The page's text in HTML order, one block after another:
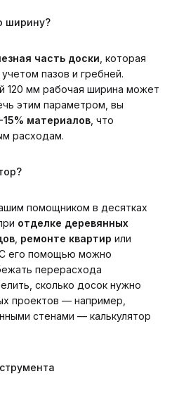
ширину?
часть доски , которая
пазов и гребней.
120 мм рабочая ширина может
этим параметром, вы
материалов , что
расходам.
помощником в десятках
отделке деревянных
ремонте квартир или
его помощью можно
перерасхода
сколько досок нужно
проектов — например,
стенами — калькулятор